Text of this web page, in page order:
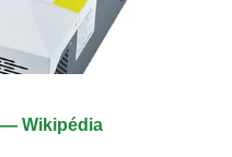
Wikipédia